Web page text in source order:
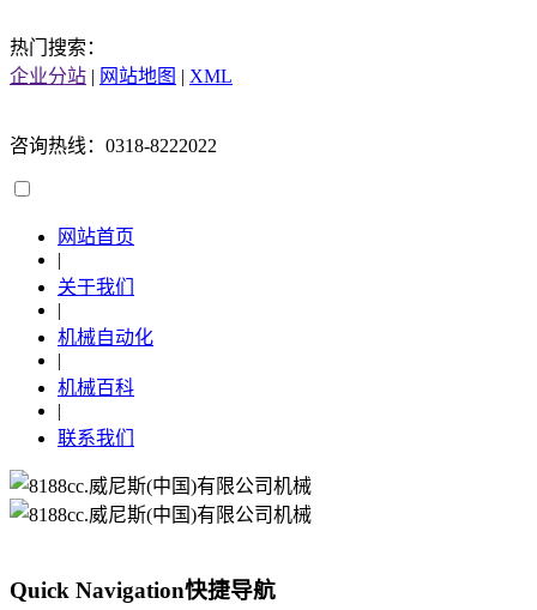
热门搜索：
企业分站 | 网站地图 | XML
咨询热线：0318-8222022
网站首页
|
关于我们
|
机械自动化
|
机械百科
|
联系我们
Quick Navigation快捷导航